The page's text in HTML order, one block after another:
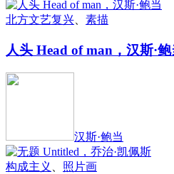
北方文艺复兴 素描
人头 Head of man，汉斯·鲍
汉斯·鲍当
构成主义 照片画